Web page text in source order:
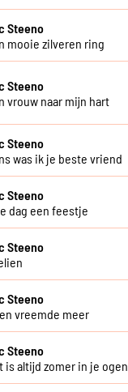
Steeno
mooie zilveren ring
Steeno
vrouw naar mijn hart
Steeno
was ik je beste vriend
Steeno
dag een feestje
Steeno
Steeno
vreemde meer
Steeno
is altijd zomer in je ogen